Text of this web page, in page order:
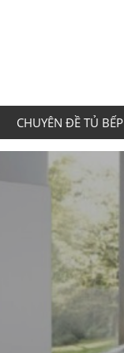
CHUYÊN ĐỀ TỦ BẾP